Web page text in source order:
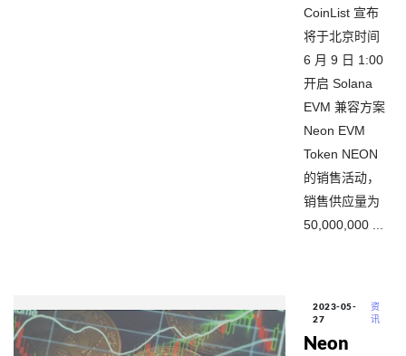
CoinList 宣布
将于北京时间
6 月 9 日 1:00
开启 Solana
EVM 兼容方案
Neon EVM
Token NEON
的销售活动，
销售供应量为
50,000,000 ...
2023-05-
27
资
讯
Neon